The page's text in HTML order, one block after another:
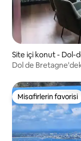
Site içi konut - Dol-
Dol de
Misafirlerin favorisi
Misafirlerin favorisi